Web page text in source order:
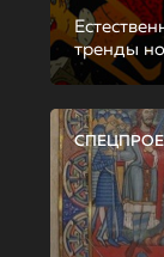
тренды